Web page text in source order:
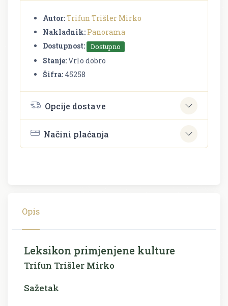
Autor:Trifun Trišler Mirko
Nakladnik: Panorama
Dostupnost:
Dostupno
Stanje:Vrlo dobro
Šifra: 45258
Opcije dostave
Načini plaćanja
Opis
Leksikon primjenjene kulture
Trifun Trišler Mirko
Sažetak